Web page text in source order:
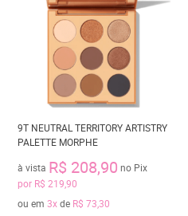
9T NEUTRAL TERRITORY ARTISTRY
PALETTE MORPHE
à vista R$ 208,90 no Pix
por R$ 219,90
ou em 3xde R$ 73,30